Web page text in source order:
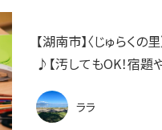
【湖南市】〈じゅらく
♪【汚してもOK！宿題
ララ